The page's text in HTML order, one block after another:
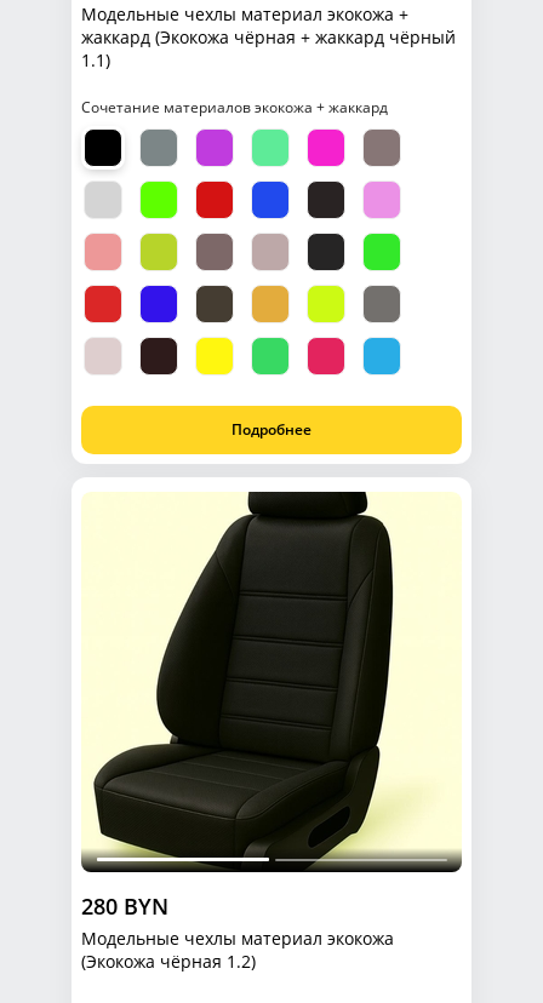
Модельные чехлы материал экокожа +
жаккард (Экокожа чёрная + жаккард чёрный
1.1)
Сочетание материалов экокожа + жаккард
Подробнее
280 BYN
Модельные чехлы материал экокожа
(Экокожа чёрная 1.2)